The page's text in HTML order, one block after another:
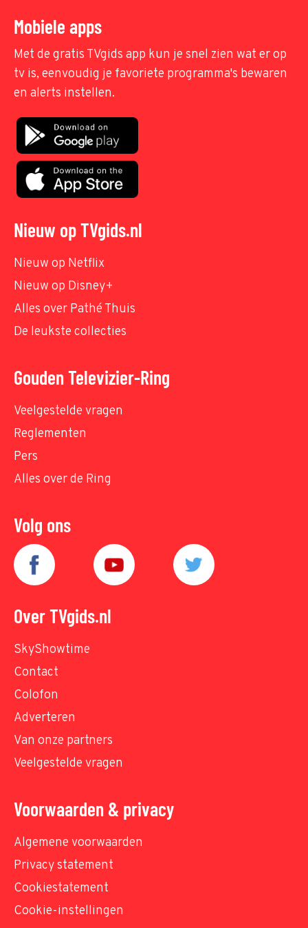
Mobiele apps
Met de gratis TVgids app kun je snel zien wat er op
tv is, eenvoudig je favoriete programma's bewaren
en alerts instellen.
Nieuw op TVgids.nl
Nieuw op Netflix
Nieuw op Disney+
Alles over Pathé Thuis
De leukste collecties
Gouden Televizier-Ring
Veelgestelde vragen
Reglementen
Pers
Alles over de Ring
Volg ons
Over TVgids.nl
SkyShowtime
Contact
Colofon
Adverteren
Van onze partners
Veelgestelde vragen
Voorwaarden & privacy
Algemene voorwaarden
Privacy statement
Cookiestatement
Cookie-instellingen